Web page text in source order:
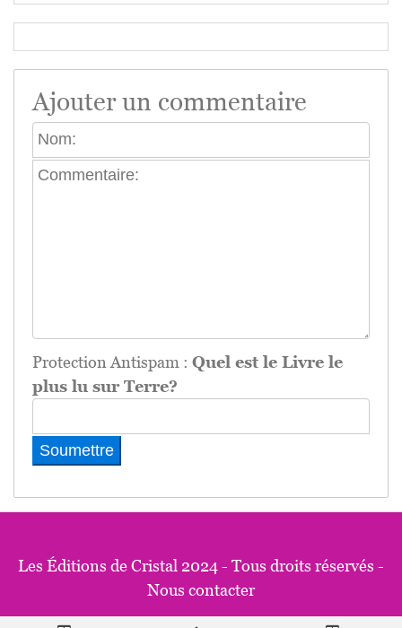
Ajouter un commentaire
Protection Antispam : Quel est le Livre le
plus lu sur Terre?
Les Éditions de Cristal 2024 - Tous droits réservés -
Nous contacter